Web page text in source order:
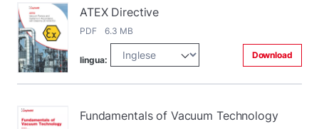
ATEX Directive
PDF 6.3 MB
lingua: Download
Fundamentals of Vacuum Technology